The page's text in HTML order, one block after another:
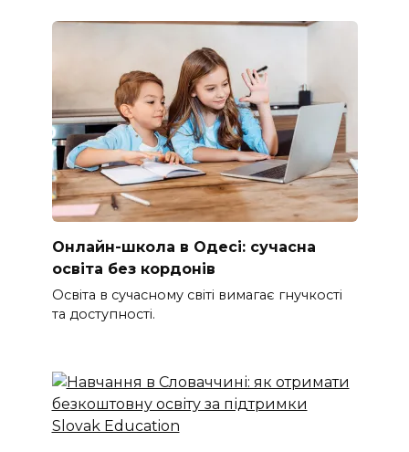
Онлайн-школа в Одесі: сучасна
освіта без кордонів
Освіта в сучасному світі вимагає гнучкості
та доступності.